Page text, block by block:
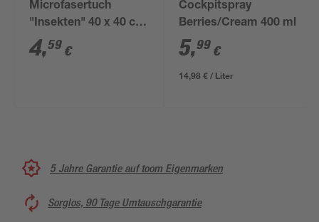
Microfasertuch
"Insekten" 40 x 40 cm
grün
4,59 €
Cockpitspray
Berries/Cream 400 ml
5,99 €
14,98 € / Liter
5 Jahre Garantie auf toom Eigenmarken
Sorglos, 90 Tage Umtauschgarantie